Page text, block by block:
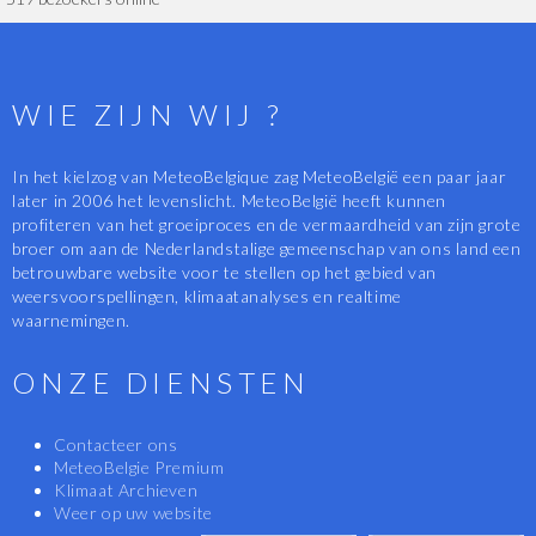
WIE ZIJN WIJ ?
In het kielzog van MeteoBelgique zag MeteoBelgië een paar jaar
later in 2006 het levenslicht. MeteoBelgië heeft kunnen
profiteren van het groeiproces en de vermaardheid van zijn grote
broer om aan de Nederlandstalige gemeenschap van ons land een
betrouwbare website voor te stellen op het gebied van
weersvoorspellingen, klimaatanalyses en realtime
waarnemingen.
ONZE DIENSTEN
Contacteer ons
MeteoBelgie Premium
Klimaat Archieven
Weer op uw website